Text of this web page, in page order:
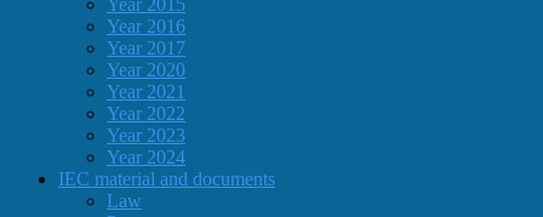
Year 2016
Year 2017
Year 2020
Year 2021
Year 2022
Year 2023
Year 2024
IEC material and documents
Law